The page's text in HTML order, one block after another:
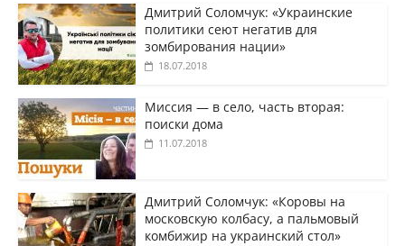
Дмитрий Соломчук: «Украинские
политики сеют негатив для
зомбирования нации»
18.07.2018
Миссия — в село, часть вторая:
поиски дома
11.07.2018
Дмитрий Соломчук: «Коровы на
московскую колбасу, а пальмовый
комбижир на украинский стол»